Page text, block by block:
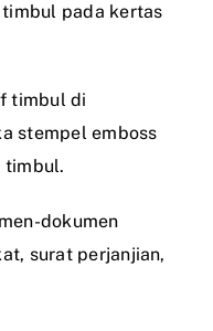
pada kertas
timbul di
stempel emboss
timbul.
dokumen
surat perjanjian,